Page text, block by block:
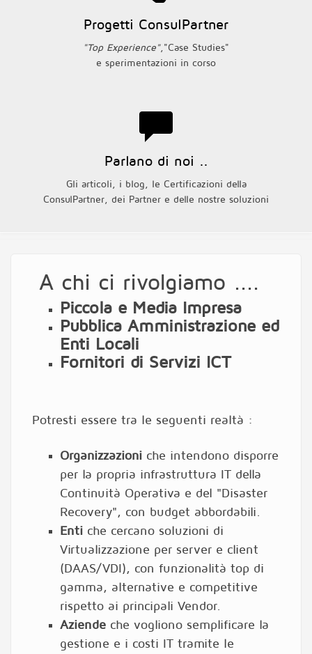
Progetti ConsulPartner
"Top Experience","Case Studies"
e sperimentazioni in corso
Parlano di noi ..
Gli articoli, i blog, le Certificazioni della
ConsulPartner, dei Partner e delle nostre soluzioni
A chi ci rivolgiamo ....
Piccola e Media Impresa
Pubblica Amministrazione ed
Enti Locali
Fornitori di Servizi ICT
Potresti essere tra le seguenti realtà :
Organizzazioni che intendono disporre
per la propria infrastruttura IT della
Continuità Operativa e del "Disaster
Recovery", con budget abbordabili.
Enti che cercano soluzioni di
Virtualizzazione per server e client
(DAAS/VDI), con funzionalità top di
gamma, alternative e competitive
rispetto ai principali Vendor.
Aziende che vogliono semplificare la
gestione e i costi IT tramite le